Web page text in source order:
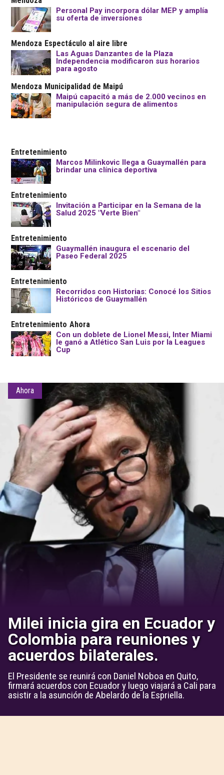
Personal Pay incorpora dólar MEP y amplía
su oferta de inversiones
Mendoza Espectáculo al aire libre
Las Aguas Danzantes de la Plaza
Independencia modificaron sus horarios
para agosto
Mendoza Municipalidad de Maipú
Maipú capacitó a más de 2.000 vecinos en
manipulación segura de alimentos
Entretenimiento
Marcos Milinkovic llega a Guaymallén para
brindar una clínica deportiva
Entretenimiento
Invitación a Participar en la Semana de la
Salud 2025 "Verte Bien"
Entretenimiento
Guaymallén inaugura el escenario del
Paseo Federal 2025
Entretenimiento
Recorridos con Historias: Conocé los Sitios
Históricos de Guaymallén
Entretenimiento Ahora
Con un doblete de Lionel Messi, Inter Miami
le ganó a Atlético San Luis por la Leagues
Cup
Ahora
Milei inicia gira en Ecuador y
Colombia para reuniones y
acuerdos bilaterales.
El Presidente se reunirá con Daniel Noboa en Quito,
firmará acuerdos con Ecuador y luego viajará a Cali para
asistir a la asunción de Abelardo de la Espriella.